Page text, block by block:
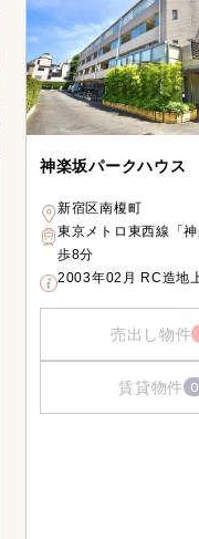
神楽坂パークハウス
新宿区南榎町
東京メトロ東西線「
歩8分
2003年02月 RC造地
売出し物件
賃貸物件 0